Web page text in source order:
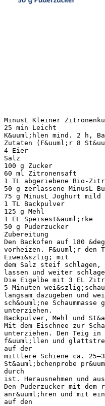
MinusL Kleiner
25 min Leicht
K&uuml;hlen mind. 2 h,
Zutaten (F&uuml;r 8
4 Eier
Salz
100 g Zucker
60 ml Zitronensaft
1 TL abgeriebene Bio-
50 g zerlassene MinusL
75 g MinusL Joghurt mild
1 TL Backpulver
125 g Mehl
1 EL Speisest&auml;rke
50 g Puderzucker
Zubereitung
Den Backofen auf 180
vorheizen. F&uuml;r den
Eiwei&szlig; mit
dem Salz steif schlagen,
lassen und weiter
Die Eigelbe mit 3 EL
5 Minuten
langsam dazugeben und
sch&ouml;ne
unterziehen.
Backpulver, Mehl und
Mit dem Eischnee zur
unterziehen. Den Teig in
f&uuml;llen und
auf der
mittlere Schiene ca.
St&auml;bchenprobe
durch
ist. Herausnehmen und
Den Puderzucker mit
anr&uuml;hren und mit
auf den